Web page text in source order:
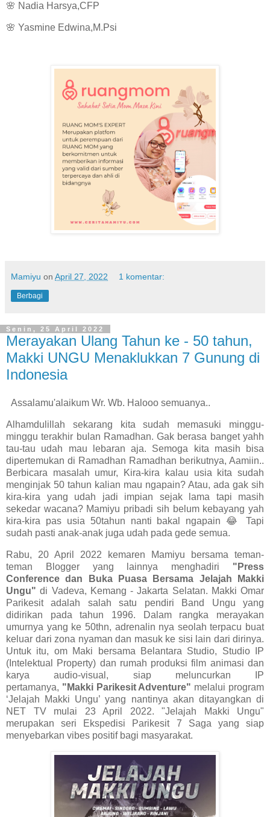
🌸 Nadia Harsya,CFP
🌸 Yasmine Edwina,M.Psi
Mamiyu on April 27, 2022 1 komentar:
Berbagi
Senin, 25 April 2022
Merayakan Ulang Tahun ke - 50 tahun,
Makki UNGU Menaklukkan 7 Gunung di
Indonesia
Assalamu'alaikum Wr. Wb. Halooo semuanya..
Alhamdulillah sekarang kita sudah memasuki minggu-
minggu terakhir bulan Ramadhan. Gak berasa banget yahh
tau-tau udah mau lebaran aja. Semoga kita masih bisa
dipertemukan di Ramadhan Ramadhan berikutnya, Aamiin..
Berbicara masalah umur, Kira-kira kalau usia kita sudah
menginjak 50 tahun kalian mau ngapain? Atau, ada gak sih
kira-kira yang udah jadi impian sejak lama tapi masih
sekedar wacana? Mamiyu pribadi sih belum kebayang yah
kira-kira pas usia 50tahun nanti bakal ngapain 😂 Tapi
sudah pasti anak-anak juga udah pada gede semua.
Rabu, 20 April 2022 kemaren Mamiyu bersama teman-
teman Blogger yang lainnya menghadiri "Press
Conference dan Buka Puasa Bersama Jelajah Makki
Ungu" di Vadeva, Kemang - Jakarta Selatan. Makki Omar
Parikesit adalah salah satu pendiri Band Ungu yang
didirikan pada tahun 1996. Dalam rangka merayakan
umurnya yang ke 50thn, adrenalin nya seolah terpacu buat
keluar dari zona nyaman dan masuk ke sisi lain dari dirinya.
Untuk itu, om Maki bersama Belantara Studio, Studio IP
(Intelektual Property) dan rumah produksi film animasi dan
karya audio-visual, siap meluncurkan IP
pertamanya, "Makki Parikesit Adventure" melalui program
‘Jelajah Makki Ungu’ yang nantinya akan ditayangkan di
NET TV mulai 23 April 2022. "Jelajah Makki Ungu"
merupakan seri Ekspedisi Parikesit 7 Saga yang siap
menyebarkan vibes positif bagi masyarakat.